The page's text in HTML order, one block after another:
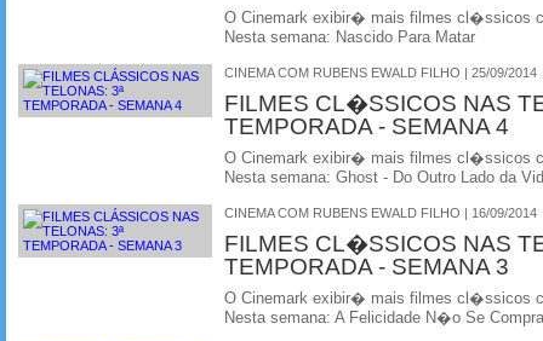
O Cinemark exibir� mais filmes cl�ssicos
Nesta semana: Nascido Para Matar
CINEMA COM RUBENS EWALD FILHO | 25/09/2014
FILMES CL�SSICOS NAS
TEMPORADA - SEMANA 4
O Cinemark exibir� mais filmes cl�ssicos
Nesta semana: Ghost - Do Outro Lado da
CINEMA COM RUBENS EWALD FILHO | 16/09/2014
FILMES CL�SSICOS NAS
TEMPORADA - SEMANA 3
O Cinemark exibir� mais filmes cl�ssicos
Nesta semana: A Felicidade N�o Se Compra